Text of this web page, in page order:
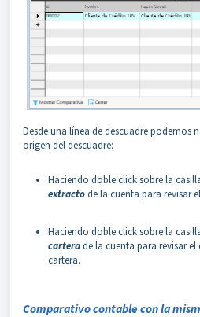
Desde una línea de descuadre podemos
origen del descuadre:
Haciendo doble click sobre la
extractode la cuenta para revisar
Haciendo doble click sobre la
carterade la cuenta para revisar
cartera.
Comparativo contable con la